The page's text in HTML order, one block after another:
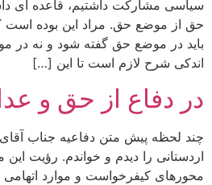
سیاسی مشارکت داشتیم، قاعده ای
حق از موضع حق. مراد این بوده
باید در موضع حق گفته شود و نه در
اندکی شرح لازم است تا این […]
در دفاع از حق و
چند لحظه پیش متن دفاعیه جناب آقای
اردستانی را دیدم و خواندم. رؤیت این
محورهای کیفرخواست و موارد اتهامی